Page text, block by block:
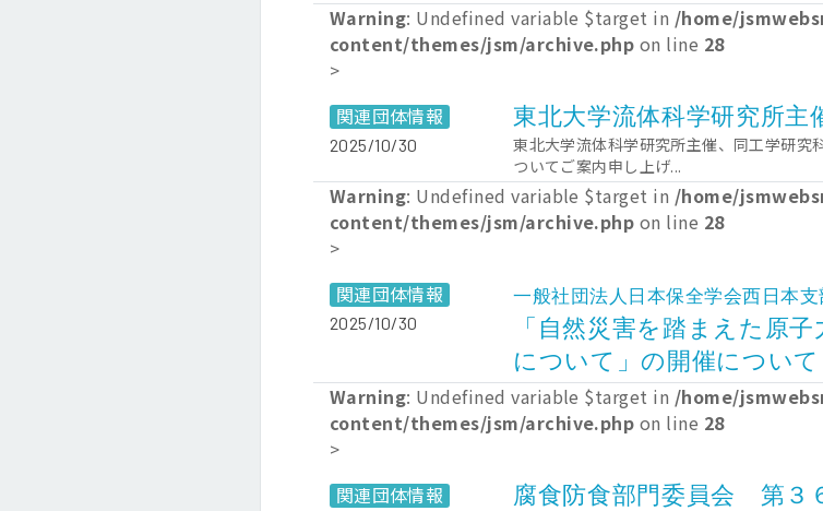
Warning: Undefined variable $target in /home/
content/themes/jsm/archive.php on line 28
>
関連団体情報
2025/10/30
東北大学流体科学研究所主
東北大学流体科学研究所主催、同工学研究
ついてご案内申し上げ...
Warning: Undefined variable $target in /home/
content/themes/jsm/archive.php on line 28
>
関連団体情報
2025/10/30
一般社団法人日本保全学会西日本
「自然災害を踏まえた原
について」の開催について
Warning: Undefined variable $target in /home/
content/themes/jsm/archive.php on line 28
>
関連団体情報
腐食防食部門委員会 第３